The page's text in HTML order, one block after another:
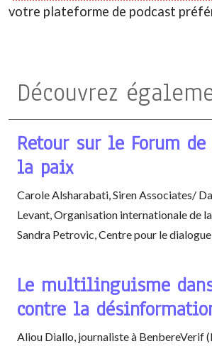
votre plateforme de podcast
Découvrez
Retour sur le Forum
la paix
Carole Alsharabati, Siren Associates/
Levant, Organisation internationale de
Sandra Petrovic, Centre pour le
Le multilinguisme
contre la
Aliou Diallo, journaliste à BenbereVerif